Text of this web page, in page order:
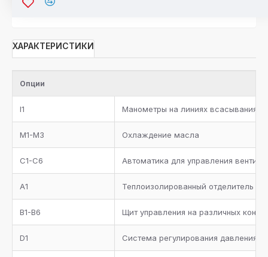
ХАРАКТЕРИСТИКИ
Опции
I1 Манометры на линиях всасывания и
М1-М3 Охлаждение масла
С1-С6 Автоматика для управления
A1 Теплоизолированный отделитель
B1-B6 Щит управления на различных
D1 Система регулирования давления